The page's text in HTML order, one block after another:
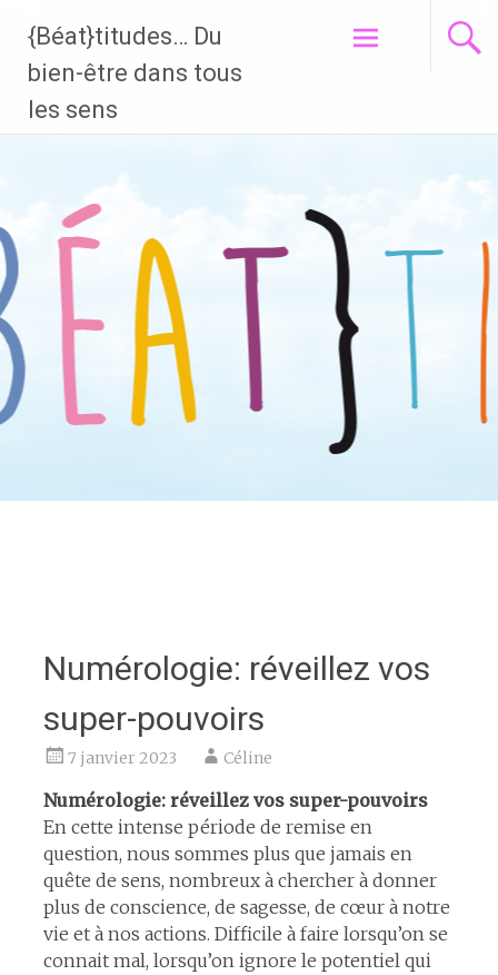
{Béat}titudes… Du
bien-être dans tous
les sens
Numérologie: réveillez vos
super-pouvoirs
7 janvier 2023 Céline
Numérologie: réveillez vos super-pouvoirs
En cette intense période de remise en
question, nous sommes plus que jamais en
quête de sens, nombreux à chercher à donner
plus de conscience, de sagesse, de cœur à notre
vie et à nos actions. Difficile à faire lorsqu’on se
connait mal, lorsqu’on ignore le potentiel qui